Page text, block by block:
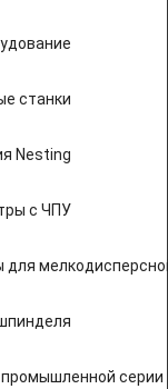
станки
Nesting
с ЧПУ
серии